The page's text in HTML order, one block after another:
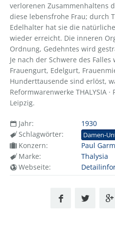
verlorenen Zusammenhaltens
diese lebensfrohe Frau; durch
Edelhalter hat sie die
wieder erreicht. Die inneren
Ordnung, Gedehntes wird
Je nach der Schwere des
Frauengurt, Edelgurt,
Hunderttausende sind erlöst,
Reformwarenwerke THALYSIA
Leipzig.
Jahr:
1930
Schlagwörter:
Damen-
Konzern:
Paul
Marke:
Thalysia
Webseite: